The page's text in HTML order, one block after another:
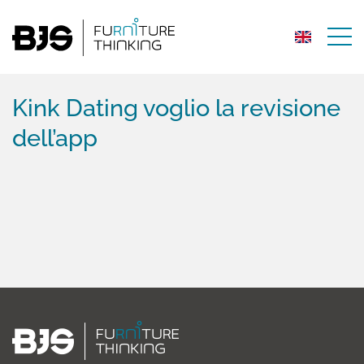
Kink Dating voglio la revisione
dell’app